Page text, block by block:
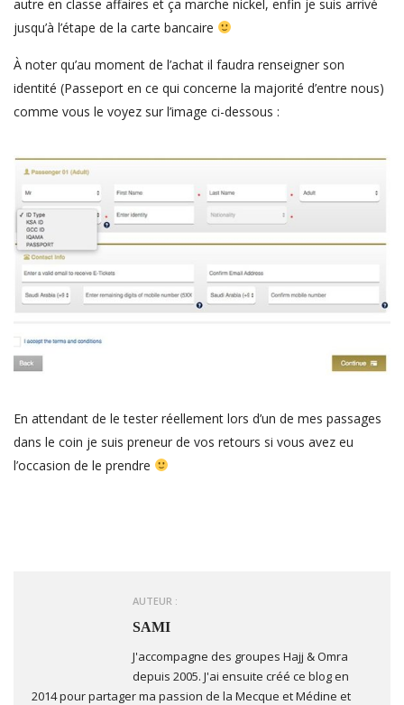
autre en classe affaires et ça marche nickel, enfin je suis arrivé
jusqu’à l’étape de la carte bancaire
À noter qu’au moment de l’achat il faudra renseigner son
identité (Passeport en ce qui concerne la majorité d’entre nous)
comme vous le voyez sur l’image ci-dessous :
En attendant de le tester réellement lors d’un de mes passages
dans le coin je suis preneur de vos retours si vous avez eu
l’occasion de le prendre
AUTEUR :
SAMI
J'accompagne des groupes Hajj & Omra
depuis 2005. J'ai ensuite créé ce blog en
2014 pour partager ma passion de la Mecque et Médine et